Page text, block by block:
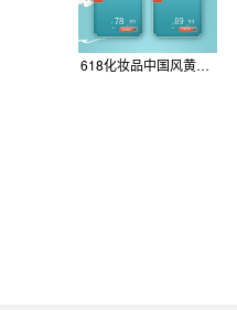
618化妆品中国风黄色电商首页